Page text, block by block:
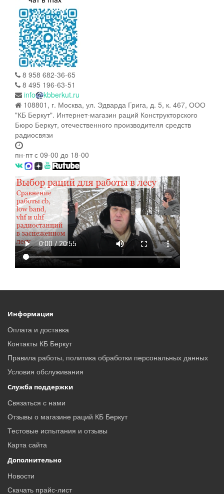
8 958 682-36-65
8 495 196-63-51
info
kbberkut.ru
108801, г. Москва, ул. Эдварда Грига, д. 5, к. 467, ООО
"КБ Беркут". Интернет-магазин раций Конструкторского
Бюро Беркут, отечественного производителя средств
радиосвязи
пн-пт с 09-00 до 18-00
Информация
Оплата и доставка
Контакты КБ Беркут
Правила работы, политика обработки персональных данных
Условия обслуживания
Служба поддержки
Связаться с нами
Отзывы о магазине раций КБ Беркут
Тестовые испытания и отзывы
Карта сайта
Дополнительно
Новости
Скачать прайс-лист